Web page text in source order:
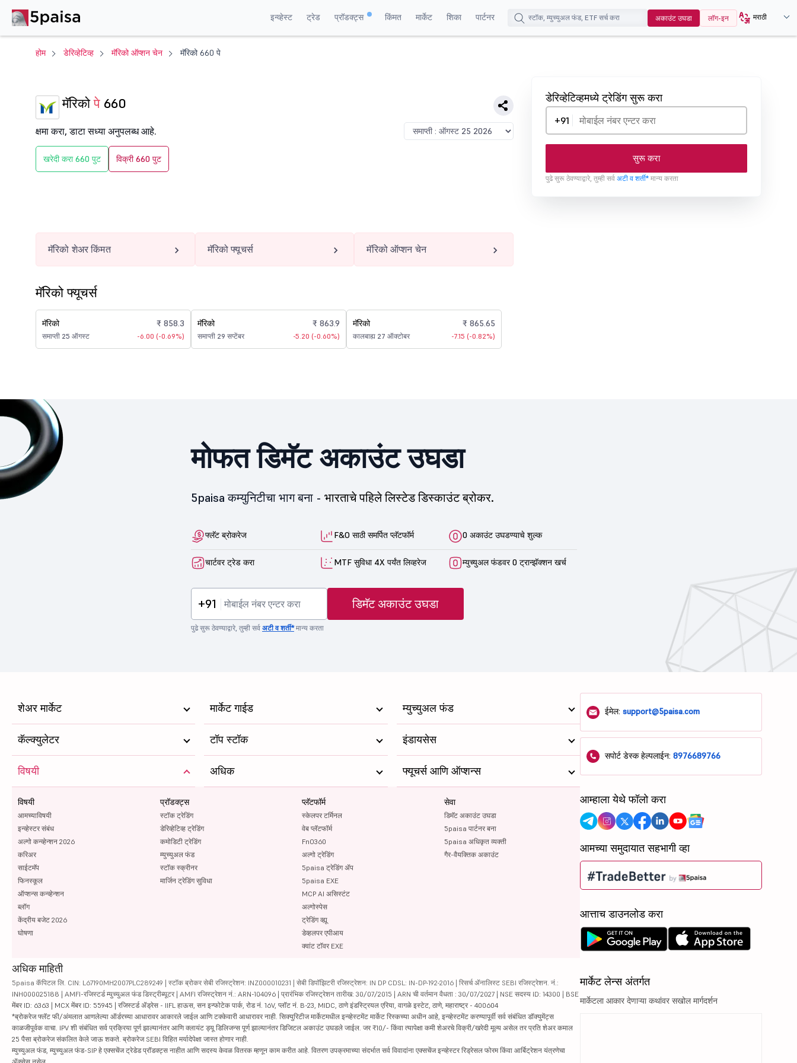
इन्व्हेस्ट ट्रेड प्रॉडक्ट्स किंमत मार्केट शिका पार्टनर अकाउंट उघडा लॉग-इन मराठी
होम डेरिव्हेटिव्ह मॅरिको ऑप्शन चेन मॅरिको 660 पे
मॅरिकोपे 660
क्षमा करा, डाटा सध्या अनुपलब्ध आहे.
खरेदी करा 660 पुट विक्री 660 पुट
डेरिव्हेटिव्हमध्ये ट्रेडिंग सुरू करा
+91
सुरू करा
पुढे सुरू ठेवण्याद्वारे, तुम्ही सर्व अटी व शर्ती* मान्य करता
मॅरिको शेअर किंमत मॅरिको फ्यूचर्स मॅरिको ऑप्शन चेन
मॅरिको फ्यूचर्स
मॅरिको
समाप्ती 25 ऑगस्ट
₹ 858.3
-6.00 (-0.69%)
मॅरिको
समाप्ती 29 सप्टेंबर
₹ 863.9
-5.20 (-0.60%)
मॅरिको
कालबाह्य 27 ऑक्टोबर
₹ 865.65
-7.15 (-0.82%)
मोफत डिमॅट अकाउंट उघडा
5paisa कम्युनिटीचा भाग बना - भारताचे पहिले लिस्टेड डिस्काउंट ब्रोकर.
फ्लॅट ब्रोकरेज F&O साठी समर्पित प्लॅटफॉर्म 0 अकाउंट उघडण्याचे शुल्क
चार्टवर ट्रेड करा MTF सुविधा 4X पर्यंत लिव्हरेज म्युच्युअल फंडवर 0 ट्रान्झॅक्शन खर्च
+91 डिमॅट अकाउंट उघडा
पुढे सुरू ठेवण्याद्वारे, तुम्ही सर्व अटी व शर्ती*मान्य करता
शेअर मार्केट मार्केट गाईड म्युच्युअल फंड
कॅल्क्युलेटर टॉप स्टॉक इंडायसेस
विषयी
विषयी
आमच्याविषयी
इन्व्हेस्टर संबंध
अल्गो कन्व्हेन्शन 2026
करिअर
साईटमॅप
फिनस्कूल
ऑप्शन्स कन्व्हेन्शन
ब्लॉग
केंद्रीय बजेट 2026
घोषणा
प्रॉडक्ट्स
स्टॉक ट्रेडिंग
डेरिव्हेटिव्ह ट्रेडिंग
कमोडिटी ट्रेडिंग
म्युच्युअल फंड
स्टॉक स्क्रीनर
मार्जिन ट्रेडिंग सुविधा
प्लॅटफॉर्म
स्केलपर टर्मिनल
वेब प्लॅटफॉर्म
FnO360
अल्गो ट्रेडिंग
5paisa ट्रेडिंग ॲप
5paisa EXE
MCP AI असिस्टंट
अल्गोस्पेस
ट्रेडिंग व्ह्यू
डेव्हलपर एपीआय
क्वांट टॉवर EXE
सेवा
डिमॅट अकाउंट उघडा
5paisa पार्टनर बना
5paisa अधिकृत व्यक्ती
गैर-वैयक्तिक अकाउंट
अधिक फ्यूचर्स आणि ऑप्शन्स
अधिक माहिती
5paisa कॅपिटल लि. CIN: L67190MH2007PLC289249 | स्टॉक ब्रोकर सेबी रजिस्ट्रेशन: INZ000010231 | सेबी डिपॉझिटरी रजिस्ट्रेशन: IN DP CDSL: IN-DP-192-2016 | रिसर्च ॲनालिस्ट SEBI रजिस्ट्रेशन. नं.:
INH000025188 | AMFI-रजिस्टर्ड म्युच्युअल फंड डिस्ट्रीब्यूटर | AMFI रजिस्ट्रेशन नं.: ARN-104096 | प्रारंभिक रजिस्ट्रेशन तारीख: 30/07/2015 | ARN ची वर्तमान वैधता : 30/07/2027 | NSE सदस्य ID: 14300 | BSE
मेंबर ID: 6363 | MCX मेंबर ID: 55945 | रजिस्टर्ड ॲड्रेस - IIFL हाऊस, सन इन्फोटेक पार्क, रोड नं. 16V, प्लॉट नं. B-23, MIDC, ठाणे इंडस्ट्रियल एरिया, वागळे इस्टेट, ठाणे, महाराष्ट्र - 400604
*ब्रोकरेज फ्लॅट फी/अंमलात आणलेल्या ऑर्डरच्या आधारावर आकारले जाईल आणि टक्केवारी आधारावर नाही. सिक्युरिटीज मार्केटमधील इन्व्हेस्टमेंट मार्केट रिस्कच्या अधीन आहे, इन्व्हेस्टमेंट करण्यापूर्वी सर्व संबंधित डॉक्युमेंट्स
काळजीपूर्वक वाचा. IPV शी संबंधित सर्व प्रक्रिया पूर्ण झाल्यानंतर आणि क्लायंट ड्यू डिलिजन्स पूर्ण झाल्यानंतर डिजिटल अकाउंट उघडले जाईल. जर ₹10/- किंवा त्यापेक्षा कमी शेअरचे विक्री/खरेदी मूल्य असेल तर प्रति शेअर कमाल
25 पैसा ब्रोकरेज संकलित केले जाऊ शकते. ब्रोकरेज SEBI विहित मर्यादेपेक्षा जास्त होणार नाही.
म्युच्युअल फंड, म्युच्युअल फंड-SIP हे एक्सचेंज ट्रेडेड प्रॉडक्ट्स नाहीत आणि सदस्य केवळ वितरक म्हणून काम करीत आहे. वितरण उपक्रमाच्या संदर्भात सर्व विवादांना एक्सचेंज इन्व्हेस्टर रिड्रेसल फोरम किंवा आर्बिट्रेशन यंत्रणेचा
ईमेल:support@5paisa.com
सपोर्ट डेस्क हेल्पलाईन:8976689766
आम्हाला येथे फॉलो करा
आमच्या समुदायात सहभागी व्हा
आत्ताच डाउनलोड करा
मार्केट लेन्स अंतर्गत
मार्केटला आकार देणाऱ्या कथांवर सखोल मार्गदर्शन